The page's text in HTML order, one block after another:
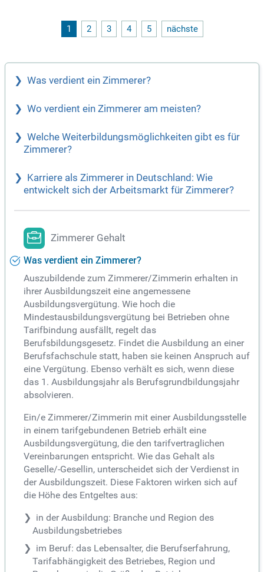
r zehn Kilometern und genieße die kurzen Wege.
1 2 3 4 5 nächste
Was verdient ein Zimmerer?
Wo verdient ein Zimmerer am meisten?
Welche Weiterbildungsmöglichkeiten gibt es für
Zimmerer?
Karriere als Zimmerer in Deutschland: Wie
entwickelt sich der Arbeitsmarkt für Zimmerer?
Zimmerer Gehalt
Was verdient ein Zimmerer?
Auszubildende zum Zimmerer/Zimmerin erhalten in
ihrer Ausbildungszeit eine angemessene
Ausbildungsvergütung. Wie hoch die
Mindestausbildungsvergütung bei Betrieben ohne
Tarifbindung ausfällt, regelt das
Berufsbildungsgesetz. Findet die Ausbildung an einer
Berufsfachschule statt, haben sie keinen Anspruch auf
eine Vergütung. Ebenso verhält es sich, wenn diese
das 1. Ausbildungsjahr als Berufsgrundbildungsjahr
absolvieren.
Ein/e Zimmerer/Zimmerin mit einer Ausbildungsstelle
in einem tarifgebundenen Betrieb erhält eine
Ausbildungsvergütung, die den tarifvertraglichen
Vereinbarungen entspricht. Wie das Gehalt als
Geselle/-Gesellin, unterscheidet sich der Verdienst in
der Ausbildungszeit. Diese Faktoren wirken sich auf
die Höhe des Entgeltes aus:
in der Ausbildung: Branche und Region des
Ausbildungsbetriebes
im Beruf: das Lebensalter, die Berufserfahrung,
Tarifabhängigkeit des Betriebes, Region und